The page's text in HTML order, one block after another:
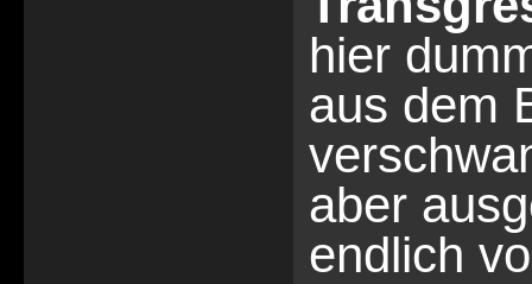
hier
aus dem
aber
endlich